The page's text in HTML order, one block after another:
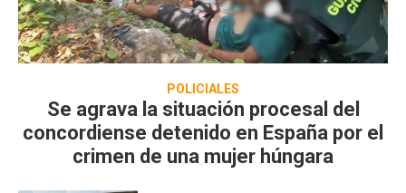
POLICIALES
Se agrava la situación procesal del
concordiense detenido en España por el
crimen de una mujer húngara